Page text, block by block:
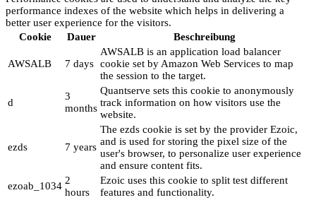
performance indexes of the website which helps in delivering a
better user experience for the visitors.
Cookie
Dauer Beschreibung
AWSALB 7 days
AWSALB is an application load balancer
cookie set by Amazon Web Services to map
the session to the target.
d
3
months
Quantserve sets this cookie to anonymously
track information on how visitors use the
website.
ezds 7 years
The ezds cookie is set by the provider Ezoic,
and is used for storing the pixel size of the
user's browser, to personalize user experience
and ensure content fits.
ezoab_1034 2
hours
Ezoic uses this cookie to split test different
features and functionality.